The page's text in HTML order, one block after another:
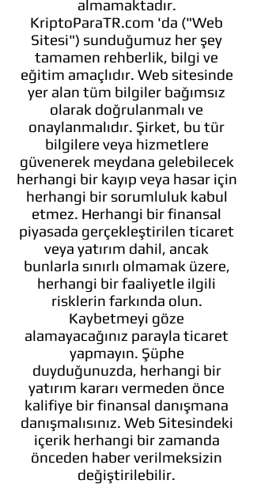
almamaktadır.
KriptoParaTR.com 'da ("Web
Sitesi") sunduğumuz her şey
tamamen rehberlik, bilgi ve
eğitim amaçlıdır. Web sitesinde
yer alan tüm bilgiler bağımsız
olarak doğrulanmalı ve
onaylanmalıdır. Şirket, bu tür
bilgilere veya hizmetlere
güvenerek meydana gelebilecek
herhangi bir kayıp veya hasar için
herhangi bir sorumluluk kabul
etmez. Herhangi bir finansal
piyasada gerçekleştirilen ticaret
veya yatırım dahil, ancak
bunlarla sınırlı olmamak üzere,
herhangi bir faaliyetle ilgili
risklerin farkında olun.
Kaybetmeyi göze
alamayacağınız parayla ticaret
yapmayın. Şüphe
duyduğunuzda, herhangi bir
yatırım kararı vermeden önce
kalifiye bir finansal danışmana
danışmalısınız. Web Sitesindeki
içerik herhangi bir zamanda
önceden haber verilmeksizin
değiştirilebilir.